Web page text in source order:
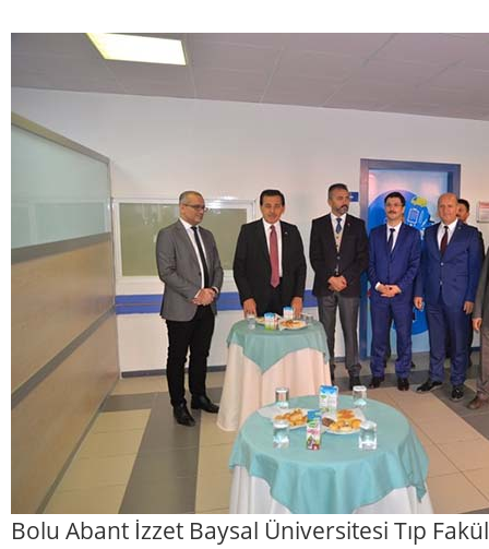
Bolu Abant İzzet Baysal Üniversitesi Tıp